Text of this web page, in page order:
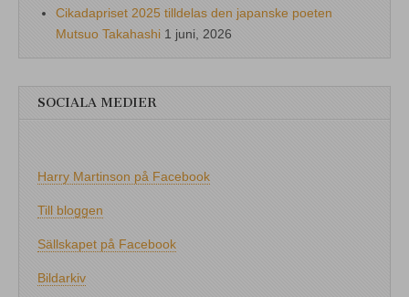
Cikadapriset 2025 tilldelas den japanske poeten
Mutsuo Takahashi 1 juni, 2026
SOCIALA MEDIER
Harry Martinson på Facebook
Till bloggen
Sällskapet på Facebook
Bildarkiv